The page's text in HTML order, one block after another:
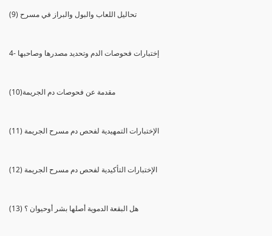
(9) تحاليل اللعاب والبول والبراز في مسرح
4- إختبارات فحوصات الدم وتحديد مصدرها وصاحبها
(10)مقدمة عن فحوصات دم الجريمة
(11) الإختبارات التمهيدية لفحص دم مسرح الجريمة
(12) الإختبارات التأكيدية لفحص دم مسرح الجريمة
(13) هل البقعة الدموية أصلها بشر أوحيوان ؟